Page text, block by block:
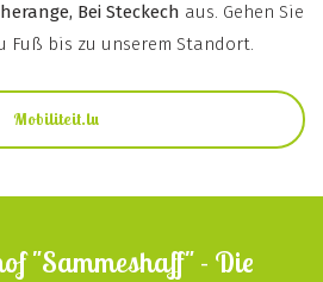
Bei Steckech aus. Gehen Sie
Fuß bis zu unserem Standort.
Mobiliteit.lu
"Sammeshaff" - Die